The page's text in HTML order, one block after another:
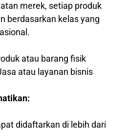
merek, setiap produk
berdasarkan kelas yang
atau barang fisik
atau layanan bisnis
didaftarkan di lebih dari